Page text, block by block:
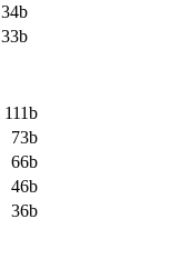
34b
33b
111b
73b
66b
46b
36b